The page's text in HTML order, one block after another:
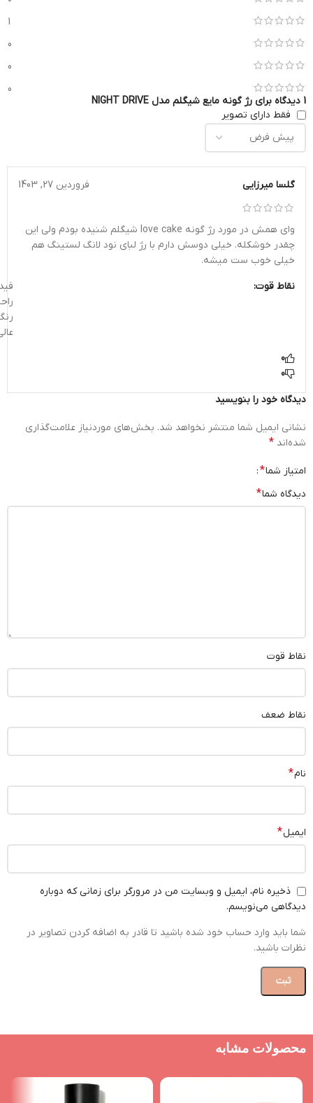
1
0
0
0
1 دیدگاه برای
رژ گونه مایع شیگلم مدل NIGHT DRIVE
فقط دارای تصویر
گلسا میرزایی فروردین 27, 1403
وای همش در مورد رژ گونه love cake شیگلم شنیده بودم ولی این
چقدر خوشکله. خیلی دوسش دارم با رژ لبای نود لانگ لستینگ هم
خیلی خوب ست میشه.
نقاط قوت:
0
0
دیدگاه خود را بنویسید
نشانی ایمیل شما منتشر نخواهد شد. بخش‌های موردنیاز علامت‌گذاری
شده‌اند *
امتیاز شما*
دیدگاه شما*
نقاط قوت
نقاط ضعف
نام*
ایمیل*
ذخیره نام، ایمیل و وبسایت من در مرورگر برای زمانی که دوباره
دیدگاهی می‌نویسم.
شما باید وارد حساب خود شده باشید تا قادر به اضافه کردن تصاویر در
نظرات باشید.
محصولات مشابه